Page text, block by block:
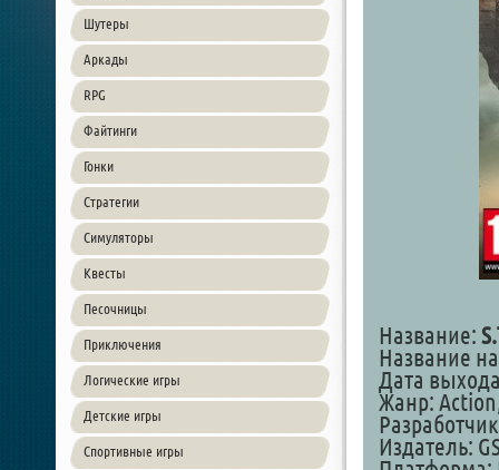
Шутеры
Аркады
RPG
Файтинги
Гонки
Стратегии
Симуляторы
Квесты
Песочницы
Приключения
Логические игры
Детские игры
Спортивные игры
Название:
Название
Дата
Жанр:
Издатель: